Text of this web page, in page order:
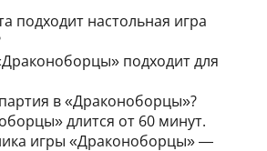
подходит настольная игра
подходит для
в «Драконоборцы»?
длится от 60 минут.
игры «Драконоборцы» —